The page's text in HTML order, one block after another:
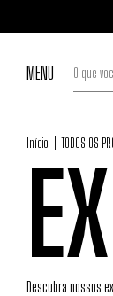
MENU
Início TODOS OS
Descubra nossos